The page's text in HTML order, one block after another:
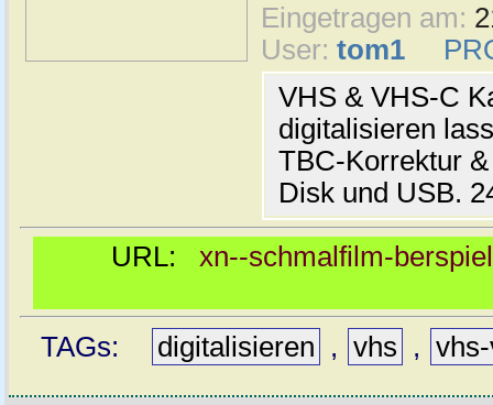
Eingetragen am:
User: tom1
VHS & VHS-C
digitalisieren
TBC-Korrektur
Disk und USB.
URL: xn--schmalfilm-
TAGs: digitalisieren , vhs ,